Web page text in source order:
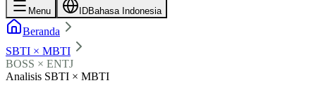
Menu IDBahasa Indonesia
Beranda
SBTI × MBTI
BOSS × ENTJ
Analisis SBTI × MBTI